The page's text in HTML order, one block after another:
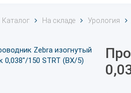
Каталог На складе Урология